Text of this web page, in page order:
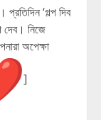
‘গল্প দিব
দেব। নিজে
অপেক্ষা
]